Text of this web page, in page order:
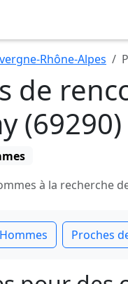
Rhône-Alpes
de
(69290)
à la recherche
Hommes Proches